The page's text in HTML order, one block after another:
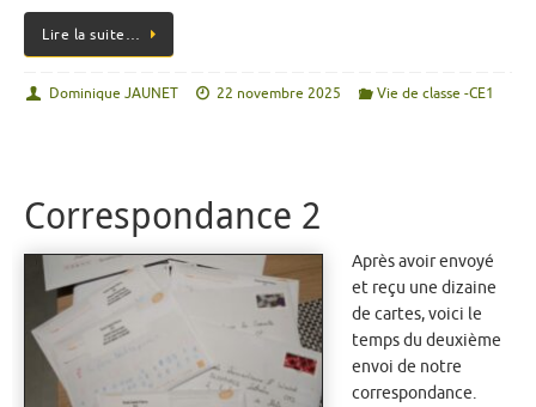
Lire la suite…
Dominique JAUNET 22 novembre 2025 Vie de classe -CE1
Correspondance 2
Après avoir envoyé
et reçu une dizaine
de cartes, voici le
temps du deuxième
envoi de notre
correspondance.